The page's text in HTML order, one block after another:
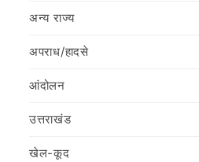
अन्य राज्य
अपराध/हादसे
आंदोलन
उत्तराखंड
खेल-कूद